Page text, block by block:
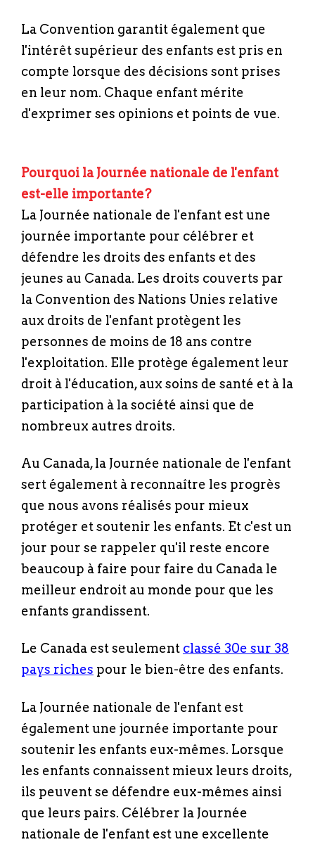
La Convention garantit également que
l'intérêt supérieur des enfants est pris en
compte lorsque des décisions sont prises
en leur nom. Chaque enfant mérite
d'exprimer ses opinions et points de vue.
Pourquoi la Journée nationale de l'enfant
est-elle importante?
La Journée nationale de l'enfant est une
journée importante pour célébrer et
défendre les droits des enfants et des
jeunes au Canada. Les droits couverts par
la Convention des Nations Unies relative
aux droits de l'enfant protègent les
personnes de moins de 18 ans contre
l'exploitation. Elle protège également leur
droit à l'éducation, aux soins de santé et à la
participation à la société ainsi que de
nombreux autres droits.
Au Canada, la Journée nationale de l'enfant
sert également à reconnaître les progrès
que nous avons réalisés pour mieux
protéger et soutenir les enfants. Et c'est un
jour pour se rappeler qu'il reste encore
beaucoup à faire pour faire du Canada le
meilleur endroit au monde pour que les
enfants grandissent.
Le Canada est seulement classé 30e sur 38
pays riches pour le bien-être des enfants.
La Journée nationale de l'enfant est
également une journée importante pour
soutenir les enfants eux-mêmes. Lorsque
les enfants connaissent mieux leurs droits,
ils peuvent se défendre eux-mêmes ainsi
que leurs pairs. Célébrer la Journée
nationale de l'enfant est une excellente